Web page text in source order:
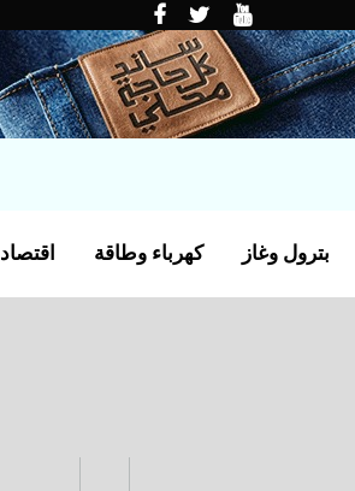
اقتصاد كهرباء وطاقة بترول وغاز